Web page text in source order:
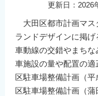
更新日：2026
大田区都市計画マス
ランドデザインに掲
車動線の交錯やまち
車施設の量や配置の
区駐車場整備計画（
区駐車場整備計画（